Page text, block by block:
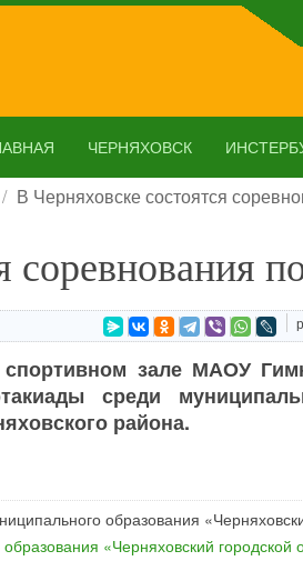
ЧЕРНЯХОВСК
В Черняховске состоятся
соревнования
зале МАОУ
среди
района.
образования
«Черняховский городской